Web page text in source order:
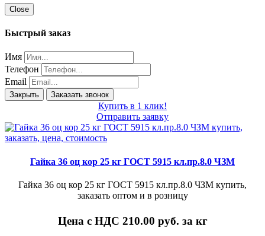
Close
Быстрый заказ
Имя
Телефон
Email
Закрыть Заказать звонок
Купить в 1 клик!
Отправить заявку
Гайка 36 оц кор 25 кг ГОСТ 5915 кл.пр.8.0 ЧЗМ
Гайка 36 оц кор 25 кг ГОСТ 5915 кл.пр.8.0 ЧЗМ купить,
заказать оптом и в розницу
Цена с НДС 210.00 руб. за кг